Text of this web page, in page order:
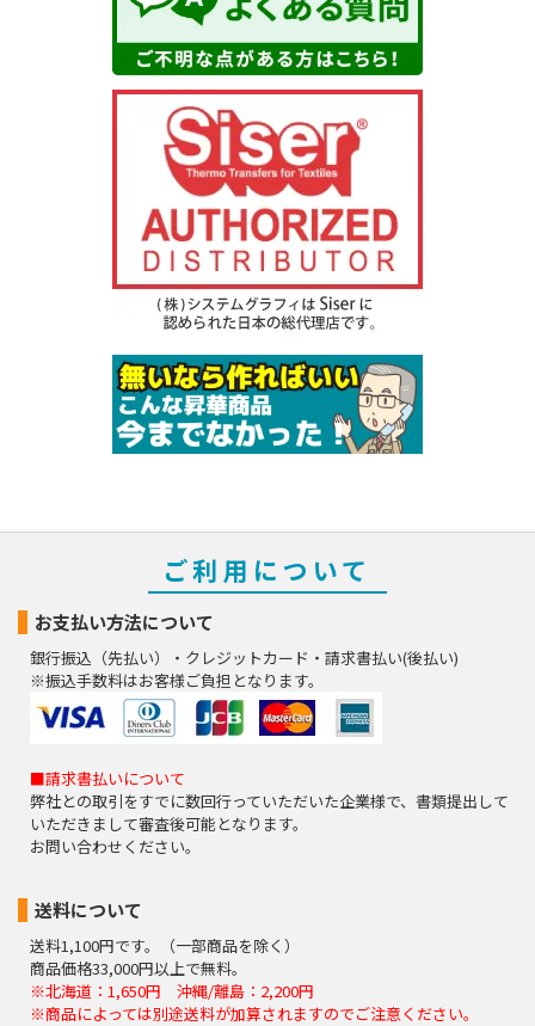
ご利用について
お支払い方法について
銀行振込（先払い）・クレジットカード・請求書払い(後払い)
※振込手数料はお客様ご負担となります。
■請求書払いについて
弊社との取引をすでに数回行っていただいた企業様で、書類提出して
いただきまして審査後可能となります。
お問い合わせください。
送料について
送料1,100円です。（一部商品を除く）
商品価格33,000円以上で無料。
※北海道：1,650円 沖縄/離島：2,200円
※商品によっては別途送料が加算されますのでご注意ください。